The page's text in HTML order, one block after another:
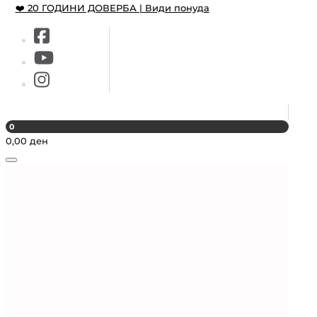
❤️ 20 ГОДИНИ ДОВЕРБА | Види понуда
0
0,00 ден